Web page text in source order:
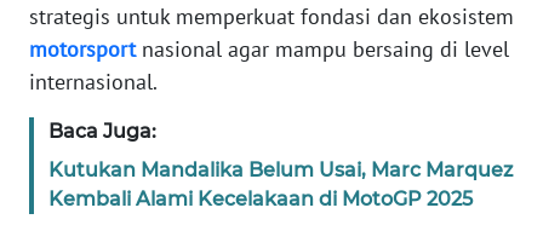
strategis untuk memperkuat fondasi dan ekosistem
motorsportnasional agar mampu bersaing di level
internasional.
Baca Juga:
Kutukan Mandalika Belum Usai, Marc Marquez
Kembali Alami Kecelakaan di MotoGP 2025
KAMI
INFO
IKLAN
TENTANG
KAMI